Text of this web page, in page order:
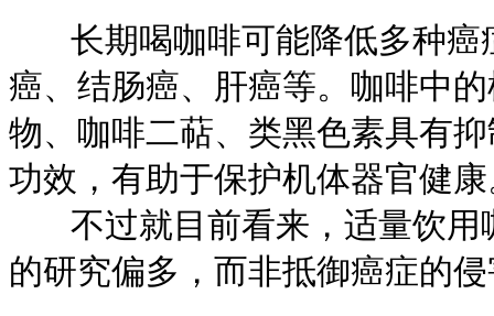
长期喝咖啡可能降低多种癌
癌、结肠癌、肝癌等。咖啡中
物、咖啡二萜、类黑色素具有
功效，有助于保护机体器官健
不过就目前看来，适量饮用
的研究偏多，而非抵御癌症的